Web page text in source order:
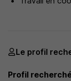
Le profil
Profil